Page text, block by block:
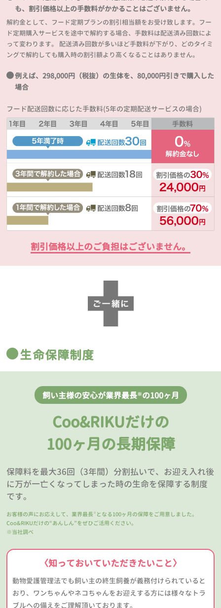
も、割引価格以上の手数料がかかることはございません。
解約金として、フード定期プランの割引相当額をお受け致します。フー
ド定期購入サービスを途中で解約する場合、手数料は配送済み回数によ
って変わります。 配送済み回数が多いほど手数料が下がり、どのタイミ
ングで解約しても購入時の割引額より高くなることはありません。
例えば、298,000円（税抜）の生体を、80,000円引きで購入した
場合
フード配送回数に応じた手数料(5年の定期配送サービスの場合)
割引価格以上のご負担はございません。
生命保障制度
飼い主様の安心が業界最長※の100ヶ月
Coo&RIKUだけの
100ヶ月の長期保障
保障料を最大36回（3年間）分割払いで、お迎え入れ後
に万が一亡くなってしまった時の生命を保障する制度
です。
お客様の声にお応えして、業界最長 ※ となる100ヶ月の保障をご用意しました。
Coo&RIKUだけの“あんしん”をぜひご活用ください。
※当社調べ
〈知っておいていただきたいこと〉
動物愛護管理法でも飼い主の終生飼養が義務付けられていると
おり、ワンちゃんやネコちゃんをお迎えする方には様々なトラ
ブルへの備えをご理解頂いております。